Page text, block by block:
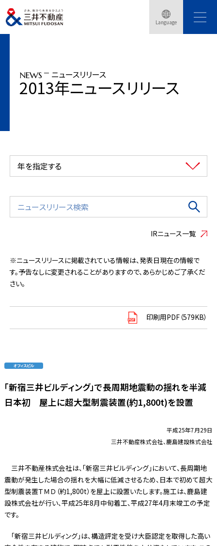
Language
トップページ ニュースリリース
「新宿三井ビルディング」で日本初 屋上に超大型制震装置を設置
NEWS ニュースリリース
2013年ニュースリリース
年を指定する
IRニュース一覧
※ニュースリリースに掲載されている情報は、発表日現在の情報で
す。予告なしに変更されることがありますので、あらかじめご了承くだ
さい。
印刷用PDF（579KB）
「新宿三井ビルディング」で長周期地震動の揺れを半減
日本初 屋上に超大型制震装置(約1,800t)を設置
平成25年7月29日
三井不動産株式会社、鹿島建設株式会社
三井不動産株式会社は、「新宿三井ビルディング」において、長周期地
震動が発生した場合の揺れを大幅に低減させるため、日本で初めて超大
型制震装置ＴＭＤ（約1,800t）を屋上に設置いたします。施工は、鹿島建
設株式会社が行い、平成25年8月中旬着工、平成27年4月末竣工の予定
です。
「新宿三井ビルディング」は、構造評定を受け大臣認定を取得した高い